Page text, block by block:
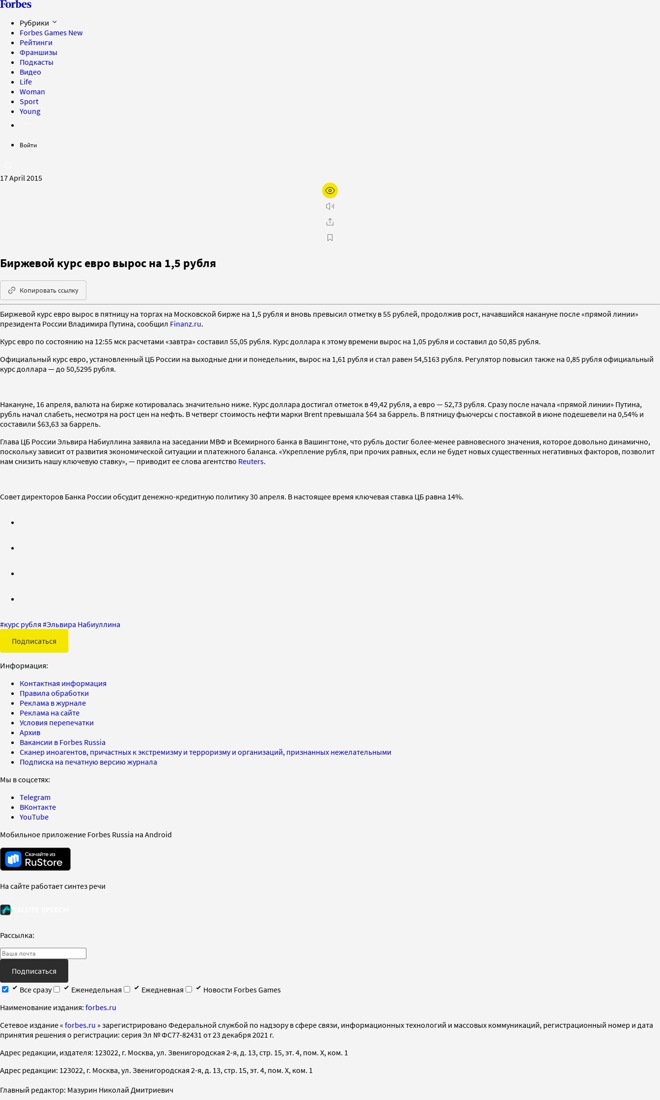
Рубрики
Forbes Games New
Рейтинги
Франшизы
Подкасты
Видео
Life
Woman
Sport
Young
Войти
17 April 2015
Биржевой курс евро вырос на 1,5 рубля
Копировать ссылку
Биржевой курс евро вырос в пятницу на торгах на Московской бирже на 1,5 рубля и вновь превысил отметку в 55 рублей, продолжив рост, начавшийся накануне после «прямой линии»
президента России Владимира Путина, сообщил Finanz.ru.
Курс евро по состоянию на 12:55 мск расчетами «завтра» составил 55,05 рубля. Курс доллара к этому времени вырос на 1,05 рубля и составил до 50,85 рубля.
Официальный курс евро, установленный ЦБ России на выходные дни и понедельник, вырос на 1,61 рубля и стал равен 54,5163 рубля. Регулятор повысил также на 0,85 рубля официальный
курс доллара — до 50,5295 рубля.
Накануне, 16 апреля, валюта на бирже котировалась значительно ниже. Курс доллара достигал отметок в 49,42 рубля, а евро — 52,73 рубля. Сразу после начала «прямой линии» Путина,
рубль начал слабеть, несмотря на рост цен на нефть. В четверг стоимость нефти марки Brent превышала $64 за баррель. В пятницу фьючерсы с поставкой в июне подешевели на 0,54% и
составили $63,63 за баррель.
Глава ЦБ России Эльвира Набиуллина заявила на заседании МВФ и Всемирного банка в Вашингтоне, что рубль достиг более-менее равновесного значения, которое довольно динамично,
поскольку зависит от развития экономической ситуации и платежного баланса. «Укрепление рубля, при прочих равных, если не будет новых существенных негативных факторов, позволит
нам снизить нашу ключевую ставку», — приводит ее слова агентство Reuters.
Совет директоров Банка России обсудит денежно-кредитную политику 30 апреля. В настоящее время ключевая ставка ЦБ равна 14%.
#курс рубля #Эльвира Набиуллина
Подписаться
Информация:
Контактная информация
Правила обработки
Реклама в журнале
Реклама на сайте
Условия перепечатки
Архив
Вакансии в Forbes Russia
Сканер иноагентов, причастных к экстремизму и терроризму и организаций, признанных нежелательными
Подписка на печатную версию журнала
Мы в соцсетях:
Telegram
ВКонтакте
YouTube
Мобильное приложение Forbes Russia на Android
На сайте работает синтез речи
Рассылка:
Подписаться
Все сразу
Еженедельная Ежедневная
Новости Forbes Games
Наименование издания: forbes.ru
Cетевое издание « forbes.ru » зарегистрировано Федеральной службой по надзору в сфере связи, информационных технологий и массовых коммуникаций, регистрационный номер и дата
принятия решения о регистрации: серия Эл № ФС77-82431 от 23 декабря 2021 г.
Адрес редакции, издателя: 123022, г. Москва, ул. Звенигородская 2-я, д. 13, стр. 15, эт. 4, пом. X, ком. 1
Адрес редакции: 123022, г. Москва, ул. Звенигородская 2-я, д. 13, стр. 15, эт. 4, пом. X, ком. 1
Главный редактор: Мазурин Николай Дмитриевич